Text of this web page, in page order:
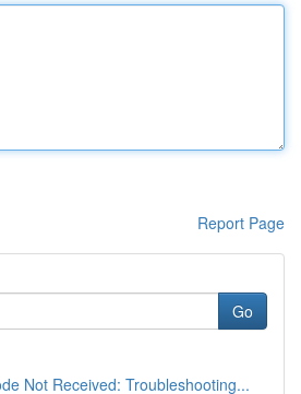
Report Page
Go
Not Received: Troubleshooting...